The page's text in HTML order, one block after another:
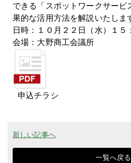
できる「スポットワークサービ
果的な活用方法を解説いたしま
日時：１０月２２日（水）１５
会場：大野商工会議所
申込チラシ
新しい記事へ
一覧へ戻る